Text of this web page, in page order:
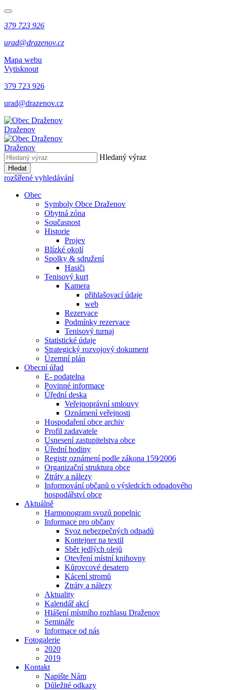
379 723 926
urad@drazenov.cz
Mapa webu
Vytisknout
379 723 926
urad@drazenov.cz
Draženov
Draženov
Hledaný výraz
Hledat
rozšířené vyhledávání
Obec
Symboly Obce Draženov
Obytná zóna
Současnost
Historie
Projev
Blízké okolí
Spolky & sdružení
Hasiči
Tenisový kurt
Kamera
přihlašovací údaje
web
Rezervace
Podmínky rezervace
Tenisový turnaj
Statistické údaje
Strategický rozvojový dokument
Územní plán
Obecní úřad
E- podatelna
Povinné informace
Úřední deska
Veřejnoprávní smlouvy
Oznámení veřejnosti
Hospodaření obce archiv
Profil zadavatele
Usnesení zastupitelstva obce
Úřední hodiny
Registr oznámení podle zákona 159⁄2006
Organizační struktura obce
Ztráty a nálezy
Informování občanů o výsledcích odpadového
hospodářství obce
Aktuálně
Harmonogram svozů popelnic
Informace pro občany
Svoz nebezpečných odpadů
Kontejner na textil
Sběr jedlých olejů
Otevření místní knihovny
Kůrovcové desatero
Kácení stromů
Ztráty a nálezy
Aktuality
Kalendář akcí
Hlášení místního rozhlasu Draženov
Semináře
Informace od nás
Fotogalerie
2020
2019
Kontakt
Napište Nám
Důležité odkazy